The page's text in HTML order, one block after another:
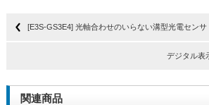
[E3S-GS3E4] 光軸合わせのいらない溝型光電センサ
デジタル表
関連商品